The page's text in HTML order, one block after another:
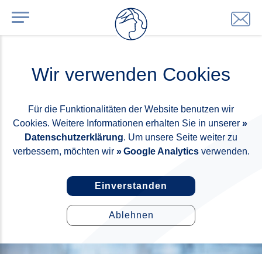
Wir verwenden Cookies
Für die Funktionalitäten der Website benutzen wir
Cookies. Weitere Informationen erhalten Sie in unserer
Datenschutzerklärung. Um unsere Seite weiter zu
verbessern, möchten wir
Google Analyticsverwenden.
Einverstanden
Ablehnen